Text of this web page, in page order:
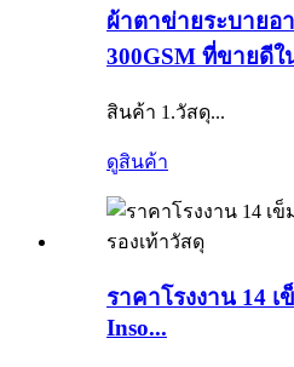
ผ้าตาข่ายระบาย
300GSM ที่ขายดีใ
สินค้า 1.วัสดุ...
ดูสินค้า
ราคาโรงงาน 14 เ
Inso...